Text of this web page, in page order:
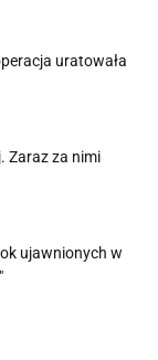
uratowała
Zaraz za nimi
ujawnionych w